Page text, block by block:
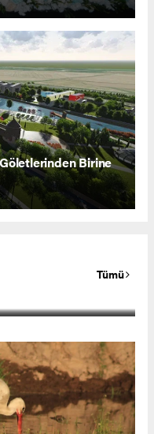
Birine
Tümü